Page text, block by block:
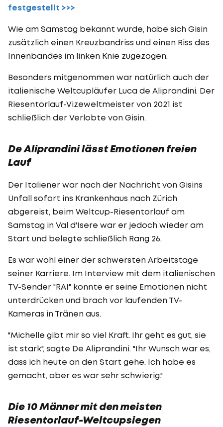
festgestellt >>>
Wie am Samstag bekannt wurde, habe sich Gisin
zusätzlich einen Kreuzbandriss und einen Riss des
Innenbandes im linken Knie zugezogen.
Besonders mitgenommen war natürlich auch der
italienische Weltcupläufer Luca de Aliprandini. Der
Riesentorlauf-Vizeweltmeister von 2021 ist
schließlich der Verlobte von Gisin.
De Aliprandini lässt Emotionen freien
Lauf
Der Italiener war nach der Nachricht von Gisins
Unfall sofort ins Krankenhaus nach Zürich
abgereist, beim Weltcup-Riesentorlauf am
Samstag in Val d'Isere war er jedoch wieder am
Start und belegte schließlich Rang 26.
Es war wohl einer der schwersten Arbeitstage
seiner Karriere. Im Interview mit dem italienischen
TV-Sender "RAI" konnte er seine Emotionen nicht
unterdrücken und brach vor laufenden TV-
Kameras in Tränen aus.
"Michelle gibt mir so viel Kraft. Ihr geht es gut, sie
ist stark", sagte De Aliprandini. "Ihr Wunsch war es,
dass ich heute an den Start gehe. Ich habe es
gemacht, aber es war sehr schwierig."
Die 10 Männer mit den meisten
Riesentorlauf-Weltcupsiegen